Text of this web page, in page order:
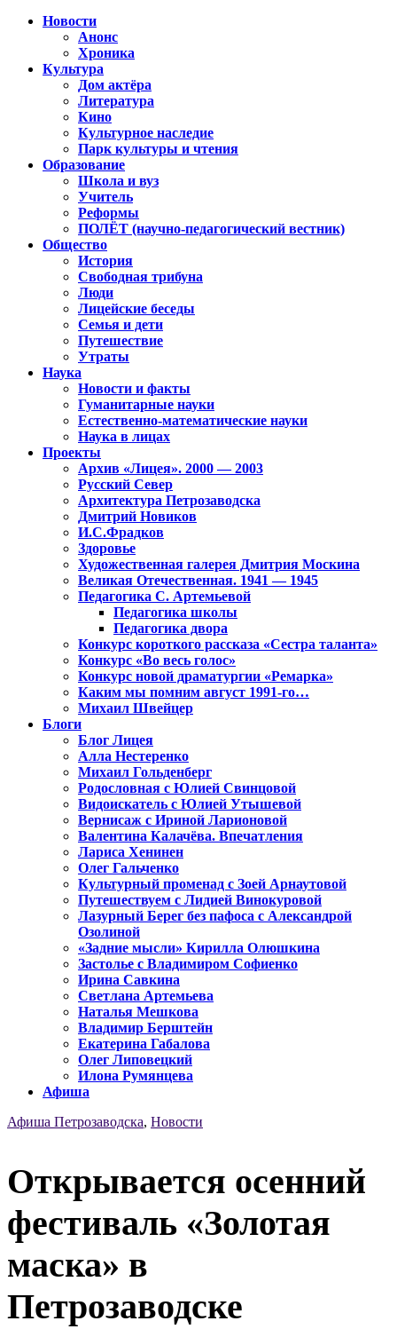
Новости
Анонс
Хроника
Культура
Дом актёра
Литература
Кино
Культурное наследие
Парк культуры и чтения
Образование
Школа и вуз
Учитель
Реформы
ПОЛЁТ (научно-педагогический вестник)
Общество
История
Свободная трибуна
Люди
Лицейские беседы
Семья и дети
Путешествие
Утраты
Наука
Новости и факты
Гуманитарные науки
Естественно-математические науки
Наука в лицах
Проекты
Архив «Лицея». 2000 — 2003
Русский Север
Архитектура Петрозаводска
Дмитрий Новиков
И.С.Фрадков
Здоровье
Художественная галерея Дмитрия Москина
Великая Отечественная. 1941 — 1945
Педагогика С. Артемьевой
Педагогика школы
Педагогика двора
Конкурс короткого рассказа «Сестра таланта»
Конкурс «Во весь голос»
Конкурс новой драматургии «Ремарка»
Каким мы помним август 1991-го…
Михаил Швейцер
Блоги
Блог Лицея
Алла Нестеренко
Михаил Гольденберг
Родословная с Юлией Свинцовой
Видоискатель с Юлией Утышевой
Вернисаж с Ириной Ларионовой
Валентина Калачёва. Впечатления
Лариса Хенинен
Олег Гальченко
Культурный променад с Зоей Арнаутовой
Путешествуем с Лидией Винокуровой
Лазурный Берег без пафоса с Александрой
Озолиной
«Задние мысли» Кирилла Олюшкина
Застолье с Владимиром Софиенко
Ирина Савкина
Светлана Артемьева
Наталья Мешкова
Владимир Берштейн
Екатерина Габалова
Олег Липовецкий
Илона Румянцева
Афиша
Афиша Петрозаводска, Новости
Открывается осенний
фестиваль «Золотая
маска» в
Петрозаводске